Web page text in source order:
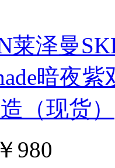
莱泽曼
暗夜
（现货）
￥980